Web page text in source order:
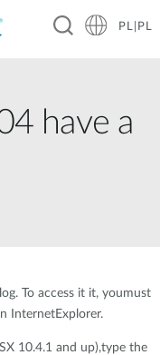
PL|PL
have a
To access it it, youmust
InternetExplorer.
10.4.1 and up),type the